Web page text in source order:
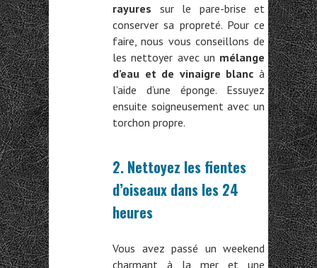
rayures sur le pare-brise et
conserver sa propreté. Pour ce
faire, nous vous conseillons de
les nettoyer avec un mélange
d’eau et de vinaigre blanc à
l’aide d’une éponge. Essuyez
ensuite soigneusement avec un
torchon propre.
2. Nettoyez les fientes
d’oiseaux dans les 24
heures
Vous avez passé un weekend
charmant à la mer et une